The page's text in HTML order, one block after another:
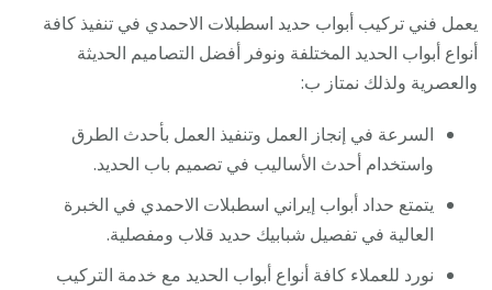
يعمل فني تركيب أبواب حديد اسطبلات الاحمدي في تنفيذ كافة
أنواع أبواب الحديد المختلفة ونوفر أفضل التصاميم الحديثة
والعصرية ولذلك نمتاز ب:
السرعة في إنجاز العمل وتنفيذ العمل بأحدث الطرق
واستخدام أحدث الأساليب في تصميم باب الحديد.
يتمتع حداد أبواب إيراني اسطبلات الاحمدي في الخبرة
العالية في تفصيل شبابيك حديد قلاب ومفصلية.
نورد للعملاء كافة أنواع أبواب الحديد مع خدمة التركيب